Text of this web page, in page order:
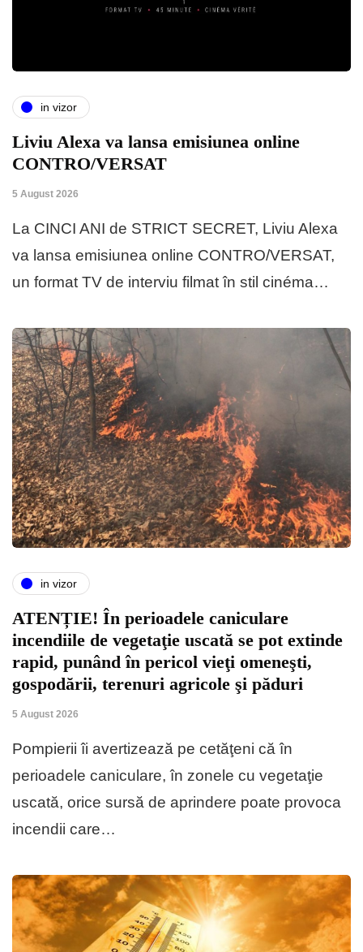
in vizor
Liviu Alexa va lansa emisiunea online
CONTRO/VERSAT
5 August 2026
La CINCI ANI de STRICT SECRET, Liviu Alexa
va lansa emisiunea online CONTRO/VERSAT,
un format TV de interviu filmat în stil cinéma…
in vizor
ATENȚIE! În perioadele caniculare
incendiile de vegetaţie uscată se pot extinde
rapid, punând în pericol vieţi omeneşti,
gospodării, terenuri agricole şi păduri
5 August 2026
Pompierii îi avertizează pe cetăţeni că în
perioadele caniculare, în zonele cu vegetaţie
uscată, orice sursă de aprindere poate provoca
incendii care…